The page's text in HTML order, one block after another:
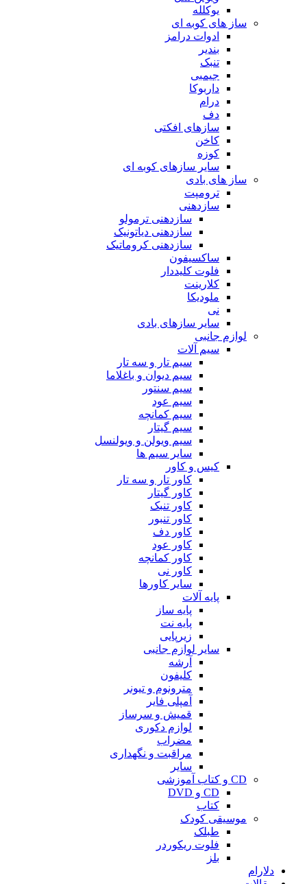
یوکلله
ساز های کوبه ای
ادوات درامز
بندیر
تنبک
جیمبی
داربوکا
درام
دف
سازهای افکتی
کاخن
کوزه
سایر سازهای کوبه ای
ساز های بادی
ترومپت
سازدهنی
سازدهنی ترمولو
سازدهنی دیاتونیک
سازدهنی کروماتیک
ساکسیفون
فلوت کلیددار
کلارینت
ملودیکا
نی
سایر سازهای بادی
لوازم جانبی
سیم آلات
سیم تار و سه تار
سیم دیوان و باغلاما
سیم سنتور
سیم عود
سیم کمانچه
سیم گیتار
سیم ویولن و ویولنسل
سایر سیم ها
کیس و کاور
کاور تار و سه تار
کاور گیتار
کاور تنبک
کاور تنبور
کاور دف
کاور عود
کاور کمانچه
کاور نی
سایر کاورها
پایه آلات
پایه ساز
پایه نت
زیرپایی
سایر لوازم جانبی
آرشه
کلیفون
مترونوم و تیونر
آمپلی فایر
قمیش و سرساز
لوازم دکوری
مضراب
مراقبت و نگهداری
سایر
CD و کتاب آموزشی
CD و DVD
کتاب
موسیقی کودک
طبلک
فلوت ریکوردر
بلز
دلارام